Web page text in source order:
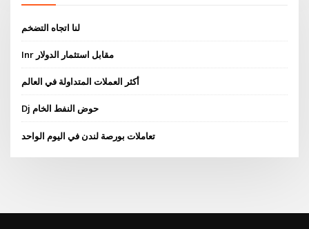
لنا اتجاه التضخم
Inr مقابل استثمار الدولار
أكثر العملات المتداولة في العالم
Dj حوض النفط الخام
تعاملات بورصة لندن في اليوم الواحد